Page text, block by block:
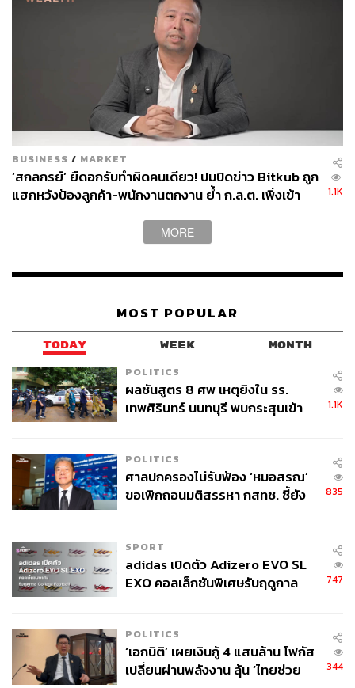
BUSINESS / MARKET
‘สกลกรย์’ ยืดอกรับทำผิดคนเดียว! ปมปิดข่าว Bitkub ถูก
แฮกหวังป้องลูกค้า-พนักงานตกงาน ย้ำ ก.ล.ต. เพิ่งเข้า
1.1K
MORE
MOST POPULAR
TODAY WEEK MONTH
POLITICS
ผลชันสูตร 8 ศพ เหตุยิงใน รร.
เทพศิรินทร์ นนทบุรี พบกระสุนเข้า
1.1K
POLITICS
ศาลปกครองไม่รับฟ้อง ‘หมอสรณ’
ขอเพิกถอนมติสรรหา กสทช. ชี้ยัง
835
SPORT
adidas เปิดตัว Adizero EVO SL
EXO คอลเล็กชันพิเศษรับฤดูกาล
747
POLITICS
‘เอกนิติ’ เผยเงินกู้ 4 แสนล้าน โฟกัส
เปลี่ยนผ่านพลังงาน ลุ้น ‘ไทยช่วย
344